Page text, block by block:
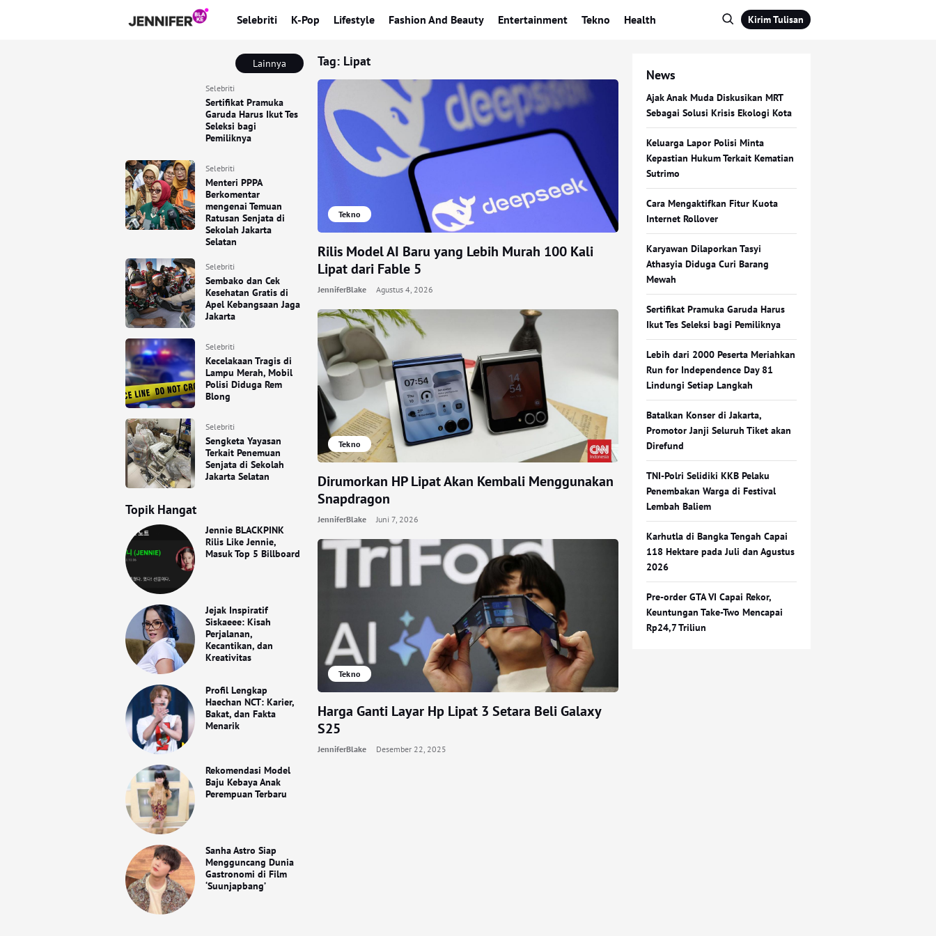
Selebriti K-Pop Lifestyle Fashion And Beauty Entertainment Tekno Health Kirim Tulisan
Lainnya
Selebriti
Sertifikat Pramuka
Garuda Harus Ikut Tes
Seleksi bagi
Pemiliknya
Selebriti
Menteri PPPA
Berkomentar
mengenai Temuan
Ratusan Senjata di
Sekolah Jakarta
Selatan
Selebriti
Sembako dan Cek
Kesehatan Gratis di
Apel Kebangsaan Jaga
Jakarta
Selebriti
Kecelakaan Tragis di
Lampu Merah, Mobil
Polisi Diduga Rem
Blong
Selebriti
Sengketa Yayasan
Terkait Penemuan
Senjata di Sekolah
Jakarta Selatan
Topik Hangat
Jennie BLACKPINK
Rilis Like Jennie,
Masuk Top 5 Billboard
Jejak Inspiratif
Siskaeee: Kisah
Perjalanan,
Kecantikan, dan
Kreativitas
Profil Lengkap
Haechan NCT: Karier,
Bakat, dan Fakta
Menarik
Rekomendasi Model
Baju Kebaya Anak
Perempuan Terbaru
Sanha Astro Siap
Mengguncang Dunia
Gastronomi di Film
‘Suunjapbang’
Tag: Lipat
Tekno
Rilis Model AI Baru yang Lebih Murah 100 Kali
Lipat dari Fable 5
JenniferBlake Agustus 4, 2026
Tekno
Dirumorkan HP Lipat Akan Kembali Menggunakan
Snapdragon
JenniferBlake Juni 7, 2026
Tekno
Harga Ganti Layar Hp Lipat 3 Setara Beli Galaxy
S25
JenniferBlake Desember 22, 2025
News
Ajak Anak Muda Diskusikan MRT
Sebagai Solusi Krisis Ekologi Kota
Keluarga Lapor Polisi Minta
Kepastian Hukum Terkait Kematian
Sutrimo
Cara Mengaktifkan Fitur Kuota
Internet Rollover
Karyawan Dilaporkan Tasyi
Athasyia Diduga Curi Barang
Mewah
Sertifikat Pramuka Garuda Harus
Ikut Tes Seleksi bagi Pemiliknya
Lebih dari 2000 Peserta Meriahkan
Run for Independence Day 81
Lindungi Setiap Langkah
Batalkan Konser di Jakarta,
Promotor Janji Seluruh Tiket akan
Direfund
TNI-Polri Selidiki KKB Pelaku
Penembakan Warga di Festival
Lembah Baliem
Karhutla di Bangka Tengah Capai
118 Hektare pada Juli dan Agustus
2026
Pre-order GTA VI Capai Rekor,
Keuntungan Take-Two Mencapai
Rp24,7 Triliun